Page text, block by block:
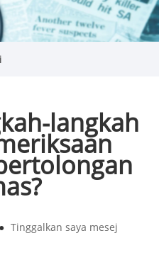
langkah
● Tinggalkan saya mesej